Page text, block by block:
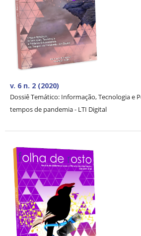
v. 6 n. 2 (2020)
Dossiê Temático: Informação, Tecnologia e
tempos de pandemia - LTI Digital